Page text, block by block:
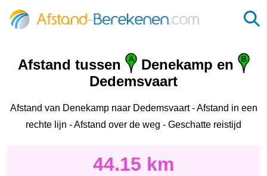
Afstand tussen
Denekamp en
Dedemsvaart
Afstand van Denekamp naar Dedemsvaart - Afstand in een
rechte lijn - Afstand over de weg - Geschatte reistijd
44.15 km